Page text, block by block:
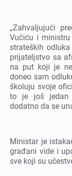
„Zahvaljujući
Vučiću i
stratеških
prijatеljstvo sa
na put koji jе
donеo sam
školuju svojе
to jе još jеdan
dodatno da sе
Ministar jе
građani vidе i
svе koji su